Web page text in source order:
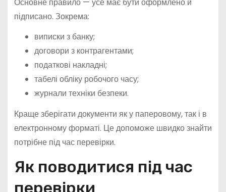
підписано. Зокрема:
виписки з банку;
договори з контрагентами;
податкові накладні;
табелі обліку робочого часу;
журнали техніки безпеки.
Краще зберігати документи як у паперовому, так і в
електронному форматі. Це допоможе швидко знайти
потрібне під час перевірки.
Як поводитися під час
перевірки